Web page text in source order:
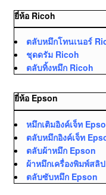
ยี่ห้อ Ricoh
ตลับหมึกโทนเนอร์
ชุดดรัม Ricoh
ตลับทิ้งหมึก Ricoh
ยี่ห้อ Epson
หมึกเติมอิงค์เจ็ท
ตลับหมึกอิงค์เจ็ท
ตลับผ้าหมึก Epson
ผ้าหมึกเครื่องพิมพ์สลิ
ตลับซับหมึก Epson